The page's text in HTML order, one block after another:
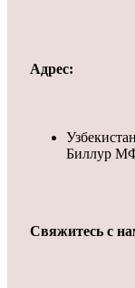
Адрес:
Биллур
Свяжитесь с